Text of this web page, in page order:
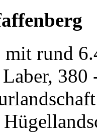
mit rund